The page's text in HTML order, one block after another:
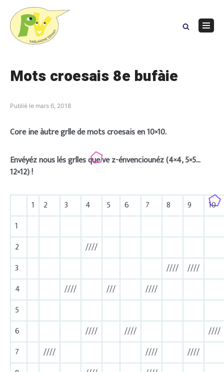
content
Mots croesais 8e bufàie
Publié le mars 6, 2018
Core ine àutre grlle de mots croesais en 10×10.
Envéyéz nous lés grlles que ve z-énvenciounéz (4×4, 5×5…
12×12) !
1 2 3 4 5 6 7 8 9
10
1
2
////
3
////
////
4
//// ///
////
5
6
//// ////
////
7
//// ////
////